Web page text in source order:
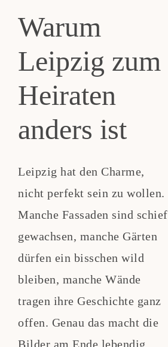
Warum
Leipzig zum
Heiraten
anders ist
Leipzig hat den Charme,
nicht perfekt sein zu wollen.
Manche Fassaden sind schief
gewachsen, manche Gärten
dürfen ein bisschen wild
bleiben, manche Wände
tragen ihre Geschichte ganz
offen. Genau das macht die
Bilder am Ende lebendig.